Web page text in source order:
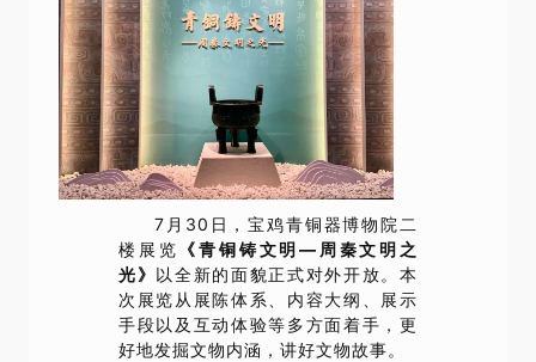
7月30日，宝鸡青铜器博物院二
楼展览 《青铜铸文明—周秦文明之
光》 以全新的面貌正式对外开放。本
次展览 从展陈体系、内容大纲、展示
手段以及互动体验等多方面着手，更
好地发掘文物内涵，讲好文物故事。